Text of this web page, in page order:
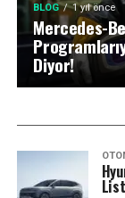
BLOG 1 yıl önce
Mercedes-
Diyor!